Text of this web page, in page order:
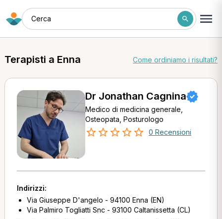
Cerca
Terapisti a Enna Come ordiniamo i risultati?
Dr Jonathan Cagnina
Medico di medicina generale,
Osteopata, Posturologo
0 Recensioni
Indirizzi:
Via Giuseppe D'angelo - 94100 Enna (EN)
Via Palmiro Togliatti Snc - 93100 Caltanissetta (CL)